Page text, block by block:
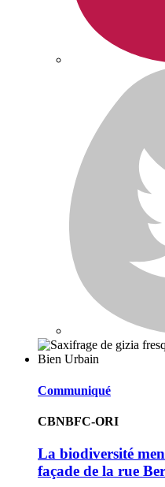
Communiqué
CBNBFC-ORI
La biodiversité
façade de la rue